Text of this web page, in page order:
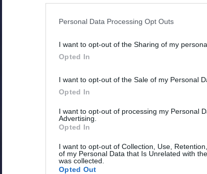
Personal Data Processing Opt Outs
I want to opt-out of the Sharing of my
Opted In
I want to opt-out of the Sale of my Personal
Opted In
I want to opt-out of processing my Personal
Advertising.
Opted In
I want to opt-out of Collection, Use,
of my Personal Data that Is Unrelated with
was collected.
Opted Out